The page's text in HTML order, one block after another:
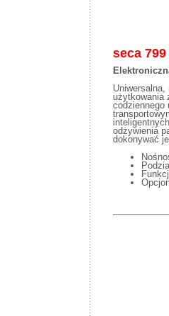
seca 799
użytkowania
codziennego
odżywienia
dokonywać